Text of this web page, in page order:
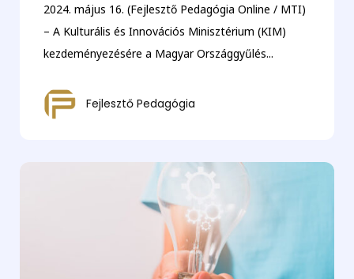
2024. május 16. (Fejlesztő Pedagógia Online / MTI)
– A Kulturális és Innovációs Minisztérium (KIM)
kezdeményezésére a Magyar Országgyűlés...
Fejlesztő Pedagógia